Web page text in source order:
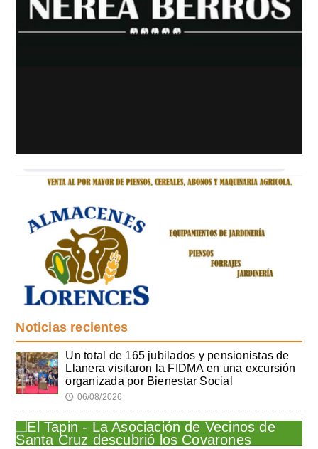
Noticias recientes
Un total de 165 jubilados y pensionistas de
Llanera visitaron la FIDMA en una excursión
organizada por Bienestar Social
🕔 06/08/2026